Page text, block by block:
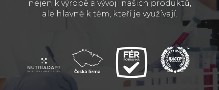
nejen k výrobě a vývoji našich produktů,
ale hlavně k těm, kteří je využívají.